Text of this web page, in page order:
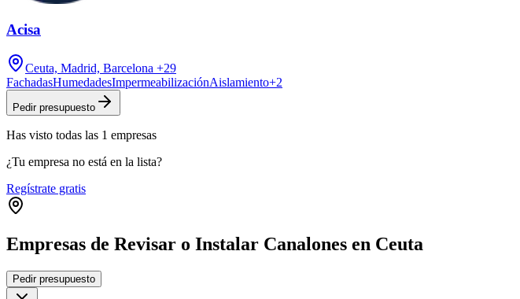
Acisa
Ceuta, Madrid, Barcelona +29
FachadasHumedadesImpermeabilizaciónAislamiento+2
Pedir presupuesto
Has visto todas las 1 empresas
¿Tu empresa no está en la lista?
Regístrate gratis
Empresas de Revisar o Instalar Canalones en Ceuta
+
Pedir presupuesto